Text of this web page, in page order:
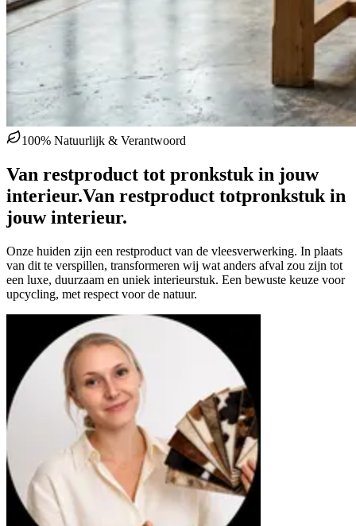
100% Natuurlijk & Verantwoord
Van restproduct tot pronkstuk in jouw
interieur.Van restproduct totpronkstuk in
jouw interieur.
Onze huiden zijn een restproduct van de vleesverwerking. In plaats
van dit te verspillen, transformeren wij wat anders afval zou zijn tot
een luxe, duurzaam en uniek interieurstuk. Een bewuste keuze voor
upcycling, met respect voor de natuur.